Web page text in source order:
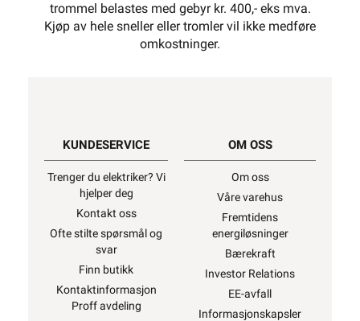
trommel belastes med gebyr kr. 400,- eks mva.
Kjøp av hele sneller eller tromler vil ikke medføre
omkostninger.
KUNDESERVICE
Trenger du elektriker? Vi
hjelper deg
Kontakt oss
Ofte stilte spørsmål og
svar
Finn butikk
Kontaktinformasjon
Proff avdeling
OM OSS
Om oss
Våre varehus
Fremtidens
energiløsninger
Bærekraft
Investor Relations
EE-avfall
Informasjonskapsler